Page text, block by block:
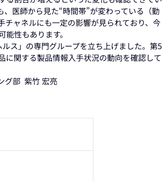
医師から見た“時間帯”が変わっている（勤
ャネルにも一定の影響が見られており、今
性もあります。
ス」の専門グループを立ち上げました。第5
関する製品情報入手状況の動向を確認して
グ部 紫竹 宏亮